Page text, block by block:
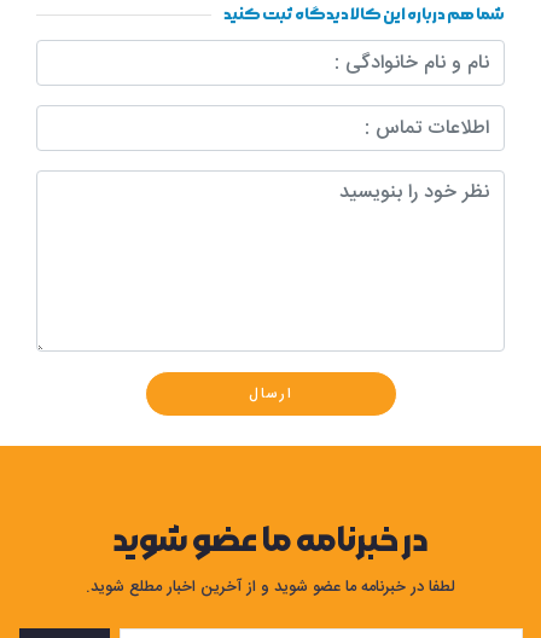
شما هم درباره این کالا دیدگاه ثبت کنید
ارسال
در خبرنامه ما عضو شوید
لطفا در خبرنامه ما عضو شوید و از آخرین اخبار مطلع شوید.